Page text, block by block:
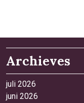
Archieves
juli 2026
juni 2026